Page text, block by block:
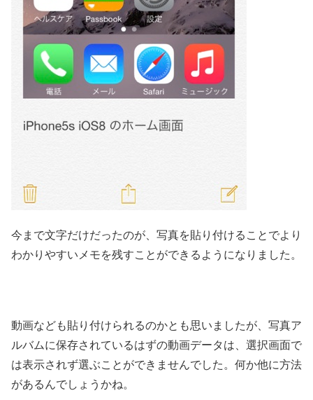
今まで文字だけだったのが、写真を貼り付けることでより
わかりやすいメモを残すことができるようになりました。
動画なども貼り付けられるのかとも思いましたが、写真ア
ルバムに保存されているはずの動画データは、選択画面で
は表示されず選ぶことができませんでした。何か他に方法
があるんでしょうかね。